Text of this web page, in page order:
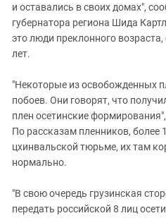
Ставропольский край
Чечня
Южная Осетия
ЮФО
и оставались в своих домах",
губернатора региона Шида
это люди преклонного
лет.
"Некоторые из освобожденных
побоев. Они говорят, что
плен осетинские
По рассказам пленников, более
цхинвальской тюрьме, их там
нормально.
"В свою очередь грузинская
передать российской 8 лиц